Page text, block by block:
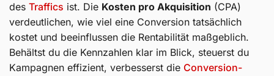
des Traffics ist. Die Kosten pro Akquisition (CPA)
verdeutlichen, wie viel eine Conversion tatsächlich
kostet und beeinflussen die Rentabilität maßgeblich.
Behältst du die Kennzahlen klar im Blick, steuerst du
Kampagnen effizient, verbesserst die Conversion-